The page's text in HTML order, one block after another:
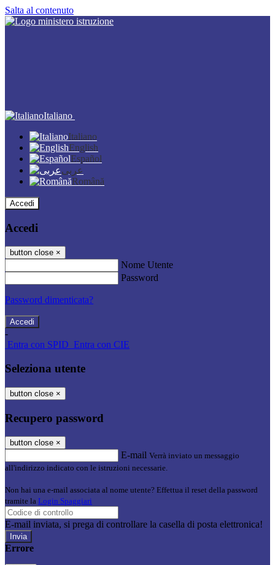
Salta al contenuto
Italiano
Italiano
English
Español
عربى
Română
Accedi
Accedi
button close ×
Nome Utente
Password
Password dimenticata?
-
Entra con SPID Entra con CIE
Seleziona utente
button close ×
Recupero password
button close ×
E-mail Verrà inviato un messaggio
all'indirizzo indicato con le istruzioni necessarie.
Non hai una e-mail associata al nome utente? Effettua il reset della password
tramite la Login Spaggiari
E-mail inviata, si prega di controllare la casella di posta elettronica!
Errore